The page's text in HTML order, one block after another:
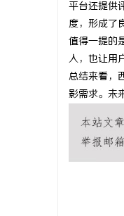
平台还提供
度，形成了
值得一提的
入，也让用
总结来看，
影需求。未